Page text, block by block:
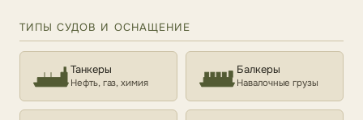
ТИПЫ СУДОВ И ОСНАЩЕНИЕ
Танкеры
Нефть, газ, химия
Балкеры
Навалочные грузы